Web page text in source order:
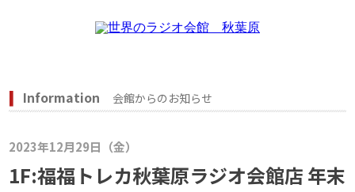
Information 会館からのお知らせ
2023年12月29日（金）
1F:福福トレカ秋葉原ラジオ会館店 年末